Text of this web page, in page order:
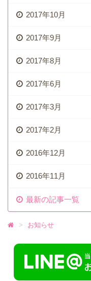
2017年10月
2017年9月
2017年8月
2017年6月
2017年3月
2017年2月
2016年12月
2016年11月
最新の記事一覧
お知らせ